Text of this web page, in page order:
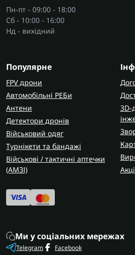
Пн-пт - 09:00 - 18:00
Сб - 10:00 - 16:00
Нд - вихідний
Популярне
FPV дрони
Автомобільні РЕБи
Антени
Детектори дронів
Військовий одяг
Турнікети та бандажі
Військові / тактичні аптечки
(AMЗІ)
3D-
Ми у соціальних мережах
Telegram Facebook